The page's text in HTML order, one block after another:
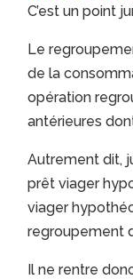
C’est un point
Le
de la
opération
antérieures
Autrement dit,
prêt viager
viager
regroupement
Il ne rentre